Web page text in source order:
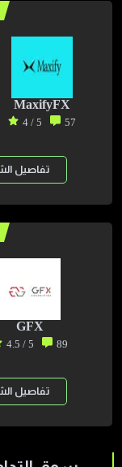
MaxifyFX
57
5 / 4
تفاصيل
GFX
89
5 / 4.5
تفاصيل